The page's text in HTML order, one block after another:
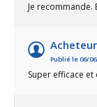
Je recommande.
Publié le 06/
Super efficace et